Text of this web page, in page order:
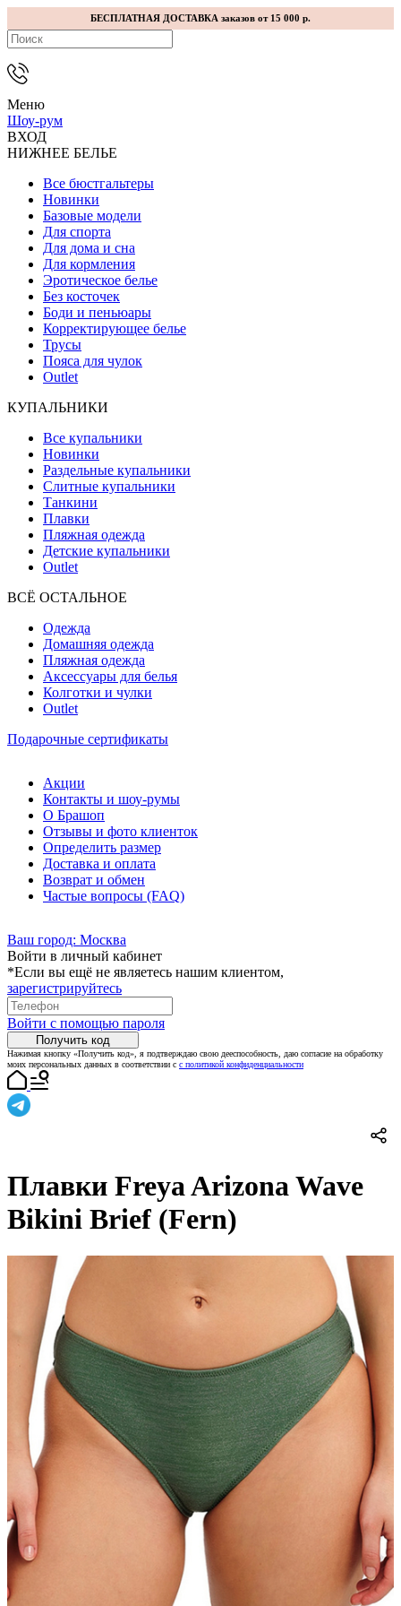
БЕСПЛАТНАЯ ДОСТАВКА заказов от 15 000 р.
Меню
Шоу-рум
ВХОД
НИЖНЕЕ БЕЛЬЕ
Все бюстгальтеры
Новинки
Базовые модели
Для спорта
Для дома и сна
Для кормления
Эротическое белье
Без косточек
Боди и пеньюары
Корректирующее белье
Трусы
Пояса для чулок
Outlet
КУПАЛЬНИКИ
Все купальники
Новинки
Раздельные купальники
Слитные купальники
Танкини
Плавки
Пляжная одежда
Детские купальники
Outlet
ВCЁ ОСТАЛЬНОЕ
Одежда
Домашняя одежда
Пляжная одежда
Аксессуары для белья
Колготки и чулки
Outlet
Подарочные сертификаты
Акции
Контакты и шоу-румы
О Брашоп
Отзывы и фото клиенток
Определить размер
Доставка и оплата
Возврат и обмен
Частые вопросы (FAQ)
Ваш город: Москва
Войти в личный кабинет
*Если вы ещё не являетесь нашим клиентом,
зарегистрируйтесь
Войти с помощью пароля
Получить код
Нажимая кнопку «Получить код», я подтверждаю свою дееспособность, даю согласие на обработку
моих персональных данных в соответствии с с политикой конфиденциальности
Плавки Freya Arizona Wave
Bikini Brief (Fern)